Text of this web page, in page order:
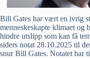
Bill Gates har vært en ivrig
menneskeskapte klimaet og
hindre utslipp som kan få
siders notat 28.10.2025 til
snur Bill Gates. Notatet har